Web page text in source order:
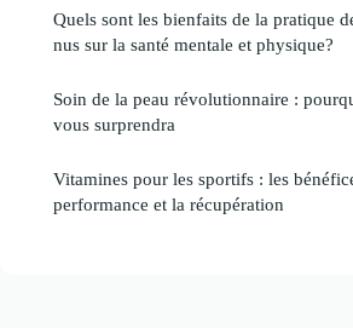
Quels sont les bienfaits de la pratique
nus sur la santé mentale et physique?
Soin de la peau révolutionnaire :
vous surprendra
Vitamines pour les sportifs : les
performance et la récupération